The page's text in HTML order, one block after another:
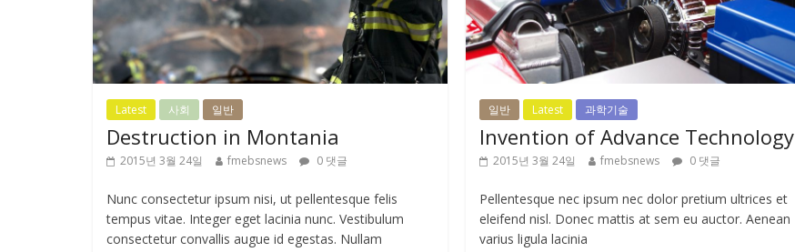
Latest 사회 일반
Destruction in Montania
2015년 3월 24일 fmebsnews 0 댓글
Nunc consectetur ipsum nisi, ut pellentesque felis
tempus vitae. Integer eget lacinia nunc. Vestibulum
consectetur convallis augue id egestas. Nullam
일반 Latest 과학기술
Invention of Advance Technology
2015년 3월 24일 fmebsnews 0 댓글
Pellentesque nec ipsum nec dolor pretium ultrices et
eleifend nisl. Donec mattis at sem eu auctor. Aenean
varius ligula lacinia